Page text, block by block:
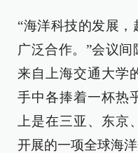
“海洋科技的发展
广泛合作。”会议
来自上海交通大学
手中各捧着一杯热
上是在三亚、东京
开展的一项全球海